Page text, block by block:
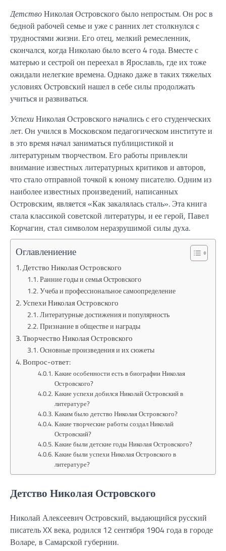
ДетствоНиколая Островского было непростым. Он рос в
бедной рабочей семье и уже с ранних лет столкнулся с
трудностями жизни. Его отец, мелкий ремесленник,
скончался, когда Николаю было всего 4 года. Вместе с
матерью и сестрой он переехал в Ярославль, где их тоже
ожидали нелегкие времена. Однако даже в таких тяжелых
условиях Островский нашел в себе силы продолжать
учиться и развиваться.
УспехиНиколая Островского начались с его студенческих
лет. Он учился в Московском педагогическом институте и
в это время начал заниматься публицистикой и
литературным творчеством. Его работы привлекли
внимание известных литературных критиков и авторов,
что стало отправной точкой к юному писателю. Одним из
наиболее известных произведений, написанных
Островским, является «Как закалялась сталь». Эта книга
стала классикой советской литературы, и ее герой, Павел
Корчагин, стал символом неразрушимой силы духа.
Оглавлениение
Детство Николая Островского
Ранние годы и семья Островского
Учеба и профессиональное самоопределение
Успехи Николая Островского
Литературные достижения и популярность
Признание в обществе и награды
Творчество Николая Островского
Основные произведения и их сюжеты
Вопрос-ответ:
Какие особенности есть в биографии Николая
Островского?
Какие успехи добился Николай Островский в
литературе?
Каким было детство Николая Островского?
Какие творческие работы создал Николай
Островский?
Какие были детские годы Николая Островского?
Какие были успехи Николая Островского в
литературе?
Детство Николая Островского
Николай Алексеевич Островский, выдающийся русский
писатель XX века, родился 12 сентября 1904 года в городе
Воларе, в Самарской губернии.